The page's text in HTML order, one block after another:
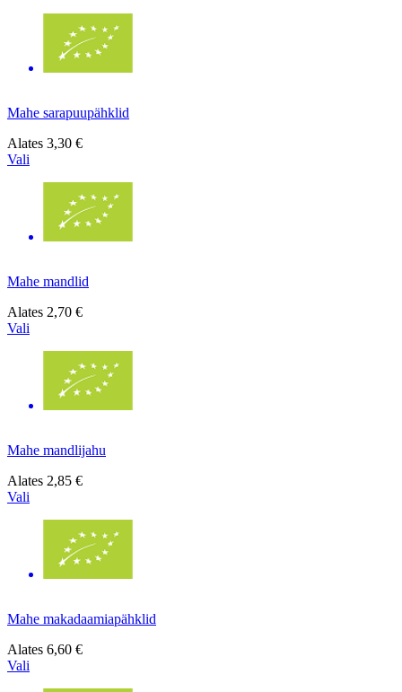
Mahe sarapuupähklid
Alates 3,30 €
Vali
Mahe mandlid
Alates 2,70 €
Vali
Mahe mandlijahu
Alates 2,85 €
Vali
Mahe makadaamiapähklid
Alates 6,60 €
Vali